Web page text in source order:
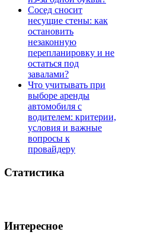
Сосед сносит
несущие стены: как
остановить
незаконную
перепланировку и не
остаться под
завалами?
Что учитывать при
выборе аренды
автомобиля с
водителем: критерии,
условия и важные
вопросы к
провайдеру
Статистика
Интересное